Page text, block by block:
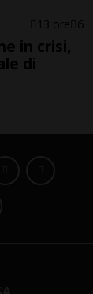
13 ore 6
in crisi,
di